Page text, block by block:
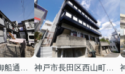
神戸市長田区御船通３丁目
神戸市長田区西山町４丁目